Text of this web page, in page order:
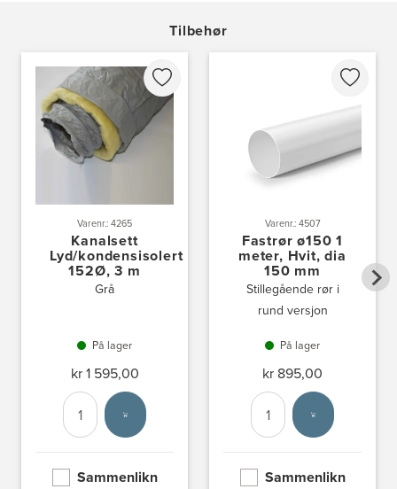
Tilbehør
Varenr.: 4265
Kanalsett
Lyd/kondensisolert
152Ø, 3 m
Grå
På lager
kr 1 595,00
Antall
Velg enhet
Sammenlikn
Varenr.: 4507
Fastrør ø150 1
meter, Hvit, dia
150 mm
Stillegående rør i
rund versjon
På lager
kr 895,00
Antall
Velg enhet
Sammenlikn